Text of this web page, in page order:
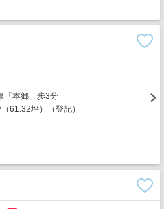
「本郷」歩3分
61.32坪）（登記）